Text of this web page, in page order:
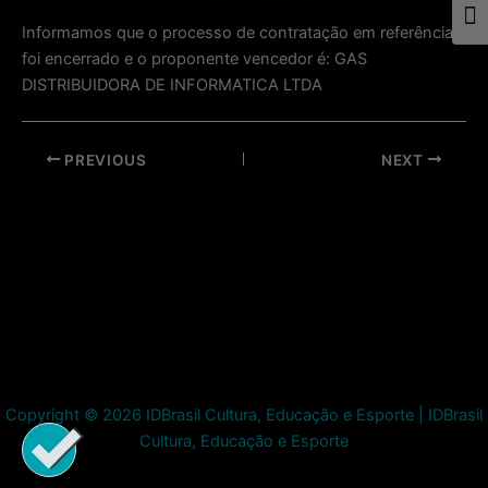
Informamos que o processo de contratação em referência
foi encerrado e o proponente vencedor é: GAS
DISTRIBUIDORA DE INFORMATICA LTDA
Post
PREVIOUS NEXT
Copyright © 2026 IDBrasil Cultura, Educação e Esporte | IDBrasil
Cultura, Educação e Esporte